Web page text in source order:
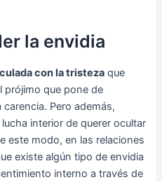
la envidia
con la tristeza que
prójimo que pone de
Pero además,
interior de querer ocultar
este modo, en las relaciones
existe algún tipo de envidia
interno a través de